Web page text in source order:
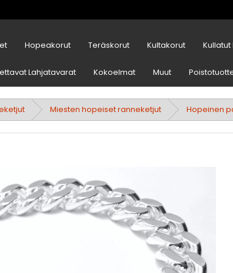
Hopeakorut Teräskorut Kultakorut
Lahjatavarat Kokoelmat Muut
Miesten hopeiset ranneketjut Hopeinen